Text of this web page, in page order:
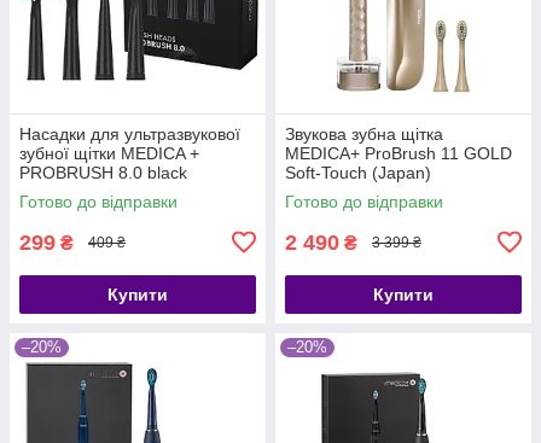
Насадки для ультразвукової
зубної щітки MEDICA +
PROBRUSH 8.0 black
Готово до відправки
299 ₴ 409 ₴
Купити
Звукова зубна щітка
MEDICA+ ProBrush 11 GOLD
Soft-Touch (Japan)
Готово до відправки
2 490 ₴ 3 399 ₴
Купити
–20% –20%